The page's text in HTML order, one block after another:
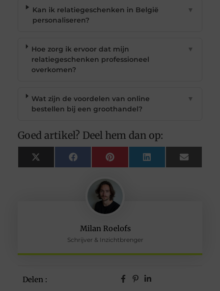
Milan Roelofs
Schrijver & Inzichtbrenger
Delen :
Kan ik relatiegeschenken in België
personaliseren?
▼
Hoe zorg ik ervoor dat mijn
relatiegeschenken professioneel
overkomen?
▼
Wat zijn de voordelen van online
bestellen bij een groothandel?
▼
Goed artikel? Deel hem dan op:
X
(Twitter)
FacebookPinterest LinkedIn Email